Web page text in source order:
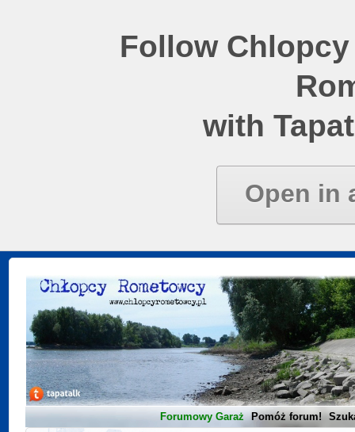
Follow
with
Open in
Forumowy Garaż Pomóż forum!